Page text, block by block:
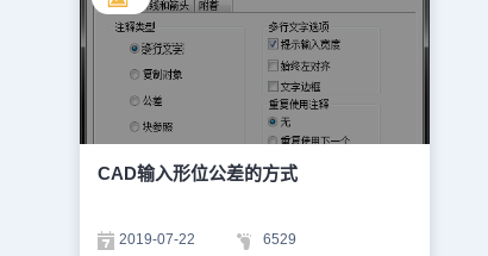
CAD输入形位公差的方式
2019-07-22 6529